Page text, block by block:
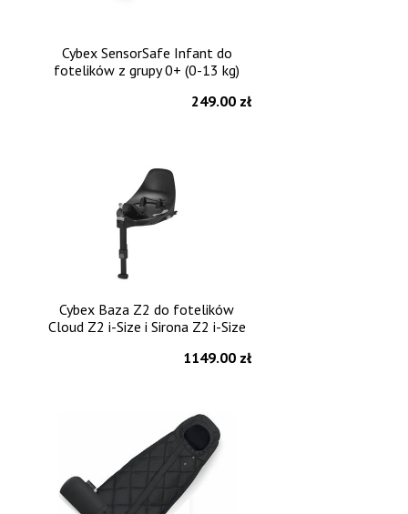
Cybex SensorSafe Infant do
fotelików z grupy 0+ (0-13 kg)
249.00 zł
Cybex Baza Z2 do fotelików
Cloud Z2 i-Size i Sirona Z2 i-Size
1149.00 zł